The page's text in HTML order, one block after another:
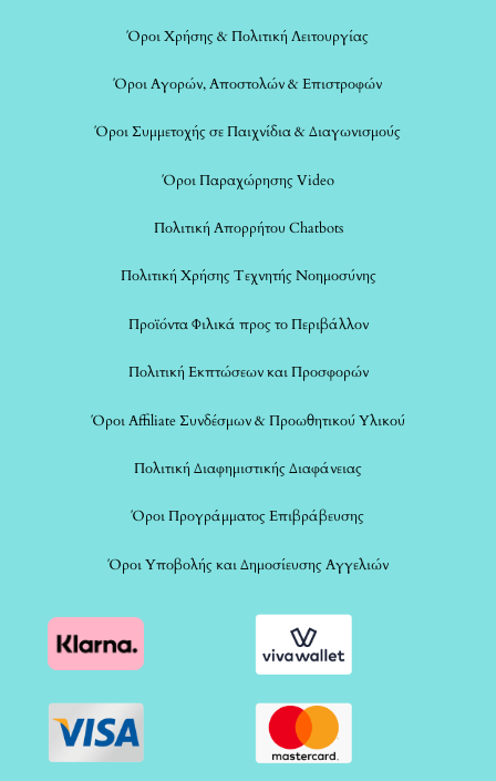
Όροι Χρήσης & Πολιτική Λειτουργίας
Όροι Αγορών, Αποστολών & Επιστροφών
Όροι Συμμετοχής σε Παιχνίδια & Διαγωνισμούς
Όροι Παραχώρησης Video
Πολιτική Απορρήτου Chatbots
Πολιτική Χρήσης Τεχνητής Νοημοσύνης
Προϊόντα Φιλικά προς το Περιβάλλον
Πολιτική Εκπτώσεων και Προσφορών
Όροι Affiliate Συνδέσμων & Προωθητικού Υλικού
Πολιτική Διαφημιστικής Διαφάνειας
Όροι Προγράμματος Επιβράβευσης
Όροι Υποβολής και Δημοσίευσης Αγγελιών